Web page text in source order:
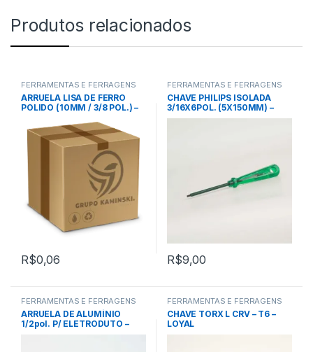
Produtos relacionados
FERRAMENTAS E FERRAGENS
ARRUELA LISA DE FERRO
POLIDO (10MM / 3/8 POL.) –
R$0,06
FERRAMENTAS E FERRAGENS
CHAVE PHILIPS ISOLADA
3/16X6POL. (5X150MM) –
TRAMONTINA
R$9,00
FERRAMENTAS E FERRAGENS
ARRUELA DE ALUMÍNIO
1/2pol. P/ ELETRODUTO –
FERRAMENTAS E FERRAGENS
CHAVE TORX L CRV – T6 –
LOYAL